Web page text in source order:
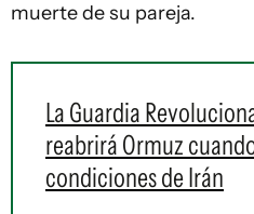
muerte de su pareja.
La Guardia
reabrirá Ormuz
condiciones de Irán